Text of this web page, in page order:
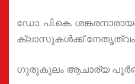
ഡോ. പി.കെ.
ക്ലാസുകൾക്ക് നേതൃത്വം
ഗുരുകുലം ആചാര്യ